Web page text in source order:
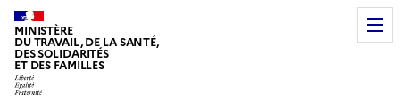
MINISTÈRE
DU TRAVAIL, DE LA SANTÉ,
DES SOLIDARITÉS
ET DES FAMILLES